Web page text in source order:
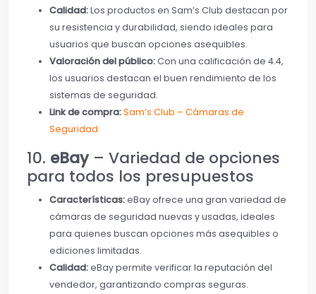
Calidad:Los productos en Sam’s Club destacan por
su resistencia y durabilidad, siendo ideales para
usuarios que buscan opciones asequibles.
Valoración del público:Con una calificación de 4.4,
los usuarios destacan el buen rendimiento de los
sistemas de seguridad.
Link de compra:Sam’s Club – Cámaras de
Seguridad
10. eBay– Variedad de opciones
para todos los presupuestos
Características:eBay ofrece una gran variedad de
cámaras de seguridad nuevas y usadas, ideales
para quienes buscan opciones más asequibles o
ediciones limitadas.
Calidad:eBay permite verificar la reputación del
vendedor, garantizando compras seguras.